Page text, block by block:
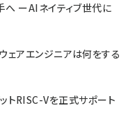
へ ーAIネイティブ世代に
ェアエンジニアは何をする
トRISC-Vを正式サポート